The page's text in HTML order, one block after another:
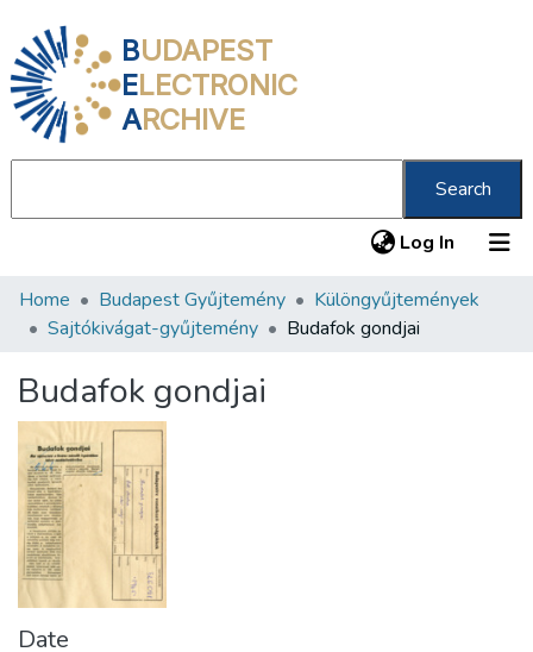
BUDAPEST
ELECTRONIC
ARCHIVE
Search
Log In (current)
Communities & Collections
Statistics
About us
Home Budapest Gyűjtemény
Különgyűjtemények
Sajtókivágat-gyűjtemény
Budafok gondjai
Budafok gondjai
Date